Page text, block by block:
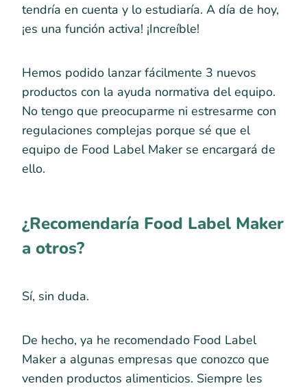
tendría en cuenta y lo estudiaría. A día de hoy,
¡es una función activa! ¡Increíble!
Hemos podido lanzar fácilmente 3 nuevos
productos con la ayuda normativa del equipo.
No tengo que preocuparme ni estresarme con
regulaciones complejas porque sé que el
equipo de Food Label Maker se encargará de
ello.
¿Recomendaría Food Label Maker
a otros?
Sí, sin duda.
De hecho, ya he recomendado Food Label
Maker a algunas empresas que conozco que
venden productos alimenticios. Siempre les